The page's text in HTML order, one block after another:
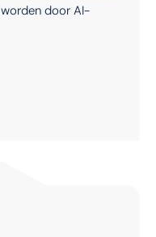
door AI-